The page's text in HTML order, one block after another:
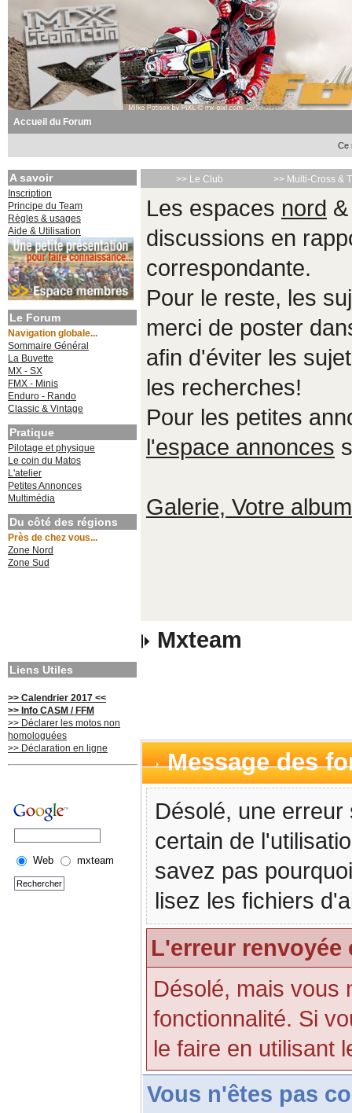
Accueil du Forum
Ce
A savoir
Inscription
Principe du Team
Règles & usages
Aide & Utilisation
Le Forum
Navigation globale...
Sommaire Général
La Buvette
MX - SX
FMX - Minis
Enduro - Rando
Classic & Vintage
Pratique
Pilotage et physique
Le coin du Matos
L'atelier
Petites Annonces
Multimédia
Du côté des régions
Près de chez vous...
Zone Nord
Zone Sud
Liens Utiles
>> Calendrier 2017 <<
>> Info CASM / FFM
>> Déclarer les motos non
homologuées
>> Déclaration en ligne
Web mxteam
>> Le Club >> Multi-Cross &
Les espaces nord
discussions en
correspondante.
Pour le reste, les
merci de poster
afin d'éviter les
les recherches!
Pour les petites
l'espace annonces
Galerie, Votre
Mxteam
Message des
Désolé, une
certain de
savez pas
lisez les fichiers
L'erreur renvoyée
Désolé, mais vous
fonctionnalité. Si
le faire en utilisant
Vous n'êtes pas